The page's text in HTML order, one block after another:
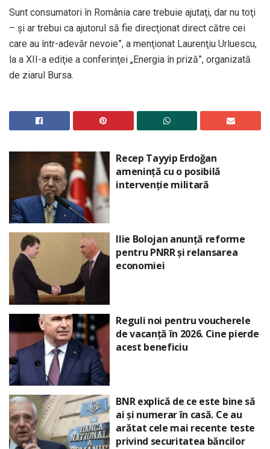
Sunt consumatori în România care trebuie ajutaţi, dar nu toţi
– şi ar trebui ca ajutorul să fie direcţionat direct către cei
care au într-adevăr nevoie”, a menţionat Laurenţiu Urluescu,
la a XII-a ediţie a conferinţei „Energia în priză”, organizată
de ziarul Bursa.
Recep Tayyip Erdoğan
amenință cu o posibilă
intervenție militară
Ilie Bolojan anunță reforme
pentru PNRR și relansarea
economiei
Reguli noi pentru voucherele
de vacanță în 2026. Cine pierde
acest beneficiu
BNR explică de ce este bine să
ai și numerar în casă. Ce au
arătat cele mai recente teste
privind securitatea băncilor